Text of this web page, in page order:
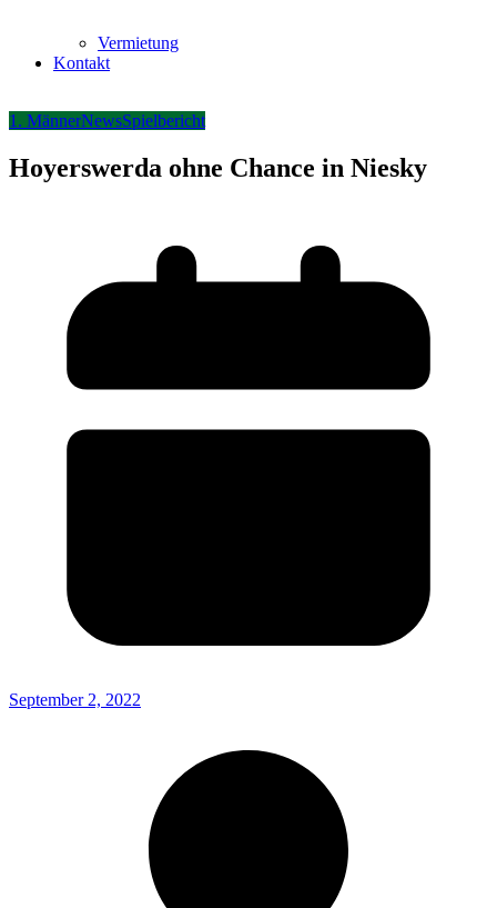
Vermietung
Kontakt
1. MännerNewsSpielbericht
Hoyerswerda ohne Chance in Niesky
September 2, 2022